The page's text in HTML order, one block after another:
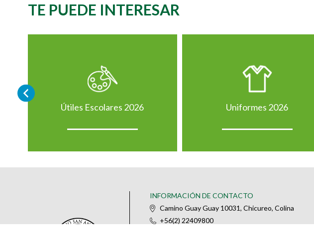
TE PUEDE INTERESAR
Útiles Escolares 2026 Uniformes 2026
INFORMACIÓN DE CONTACTO
Camino Guay Guay 10031, Chicureo, Colina
+56(2) 22409800